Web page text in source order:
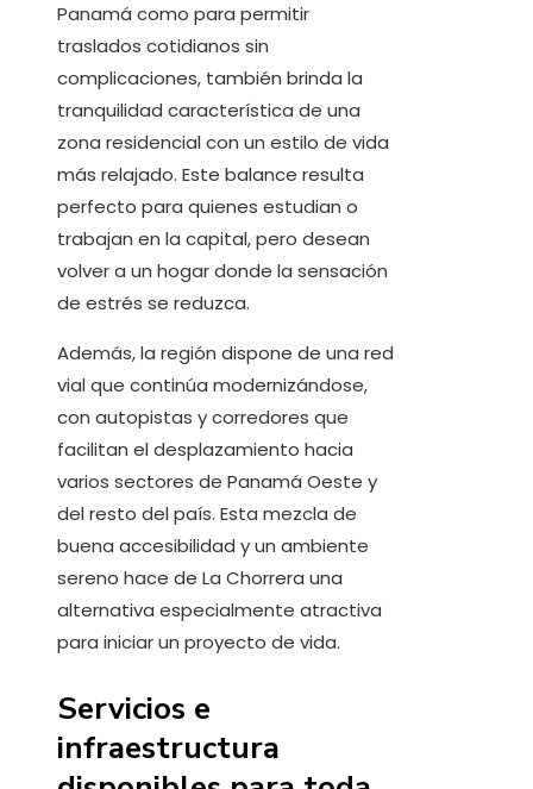
Panamá como para permitir
traslados cotidianos sin
complicaciones, también brinda la
tranquilidad característica de una
zona residencial con un estilo de vida
más relajado. Este balance resulta
perfecto para quienes estudian o
trabajan en la capital, pero desean
volver a un hogar donde la sensación
de estrés se reduzca.
Además, la región dispone de una red
vial que continúa modernizándose,
con autopistas y corredores que
facilitan el desplazamiento hacia
varios sectores de Panamá Oeste y
del resto del país. Esta mezcla de
buena accesibilidad y un ambiente
sereno hace de La Chorrera una
alternativa especialmente atractiva
para iniciar un proyecto de vida.
Servicios e
infraestructura